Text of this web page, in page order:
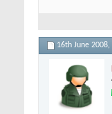
16th June 2008,